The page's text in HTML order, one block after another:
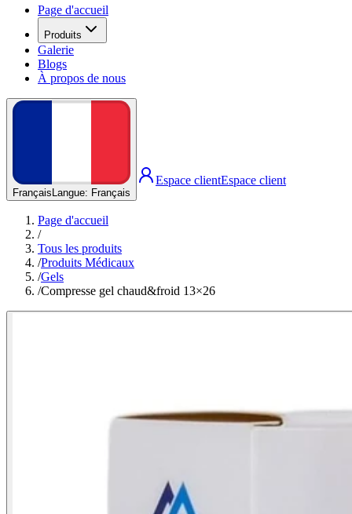
Page d'accueil
Produits
Galerie
Blogs
À propos de nous
Français Langue: Français
Espace clientEspace client
Page d'accueil
/
Tous les produits
/Produits Médicaux
/Gels
/Compresse gel chaud&froid 13×26